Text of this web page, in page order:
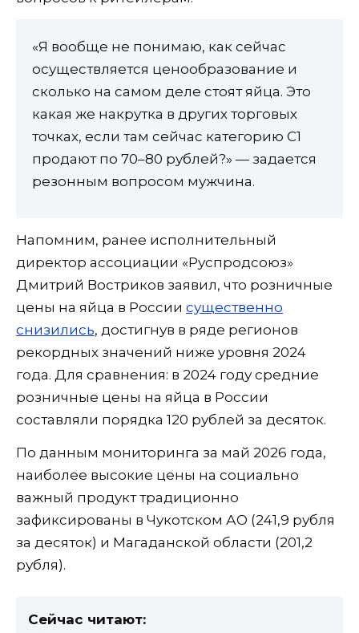
«Я вообще не понимаю, как сейчас
осуществляется ценообразование и
сколько на самом деле стоят яйца. Это
какая же накрутка в других торговых
точках, если там сейчас категорию С1
продают по 70–80 рублей?» — задается
резонным вопросом мужчина.
Напомним, ранее исполнительный
директор ассоциации «Руспродсоюз»
Дмитрий Востриков заявил, что розничные
цены на яйца в России существенно
снизились, достигнув в ряде регионов
рекордных значений ниже уровня 2024
года. Для сравнения: в 2024 году средние
розничные цены на яйца в России
составляли порядка 120 рублей за десяток.
По данным мониторинга за май 2026 года,
наиболее высокие цены на социально
важный продукт традиционно
зафиксированы в Чукотском АО (241,9 рубля
за десяток) и Магаданской области (201,2
рубля).
Сейчас читают: